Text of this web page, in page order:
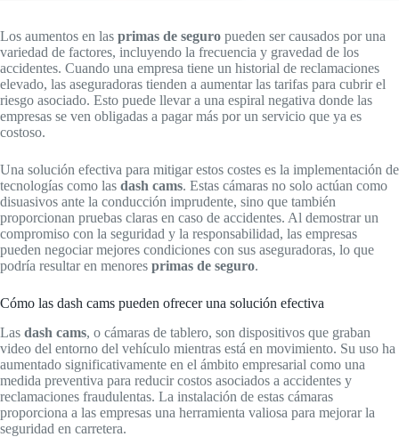
Los aumentos en las primas de seguro pueden ser causados por una
variedad de factores, incluyendo la frecuencia y gravedad de los
accidentes. Cuando una empresa tiene un historial de reclamaciones
elevado, las aseguradoras tienden a aumentar las tarifas para cubrir el
riesgo asociado. Esto puede llevar a una espiral negativa donde las
empresas se ven obligadas a pagar más por un servicio que ya es
costoso.
Una solución efectiva para mitigar estos costes es la implementación de
tecnologías como las dash cams. Estas cámaras no solo actúan como
disuasivos ante la conducción imprudente, sino que también
proporcionan pruebas claras en caso de accidentes. Al demostrar un
compromiso con la seguridad y la responsabilidad, las empresas
pueden negociar mejores condiciones con sus aseguradoras, lo que
podría resultar en menores primas de seguro.
Cómo las dash cams pueden ofrecer una solución efectiva
Las dash cams, o cámaras de tablero, son dispositivos que graban
video del entorno del vehículo mientras está en movimiento. Su uso ha
aumentado significativamente en el ámbito empresarial como una
medida preventiva para reducir costos asociados a accidentes y
reclamaciones fraudulentas. La instalación de estas cámaras
proporciona a las empresas una herramienta valiosa para mejorar la
seguridad en carretera.